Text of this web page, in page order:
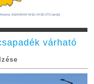
várható